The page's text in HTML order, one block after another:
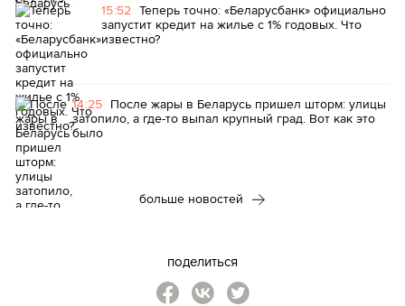
15:52 Теперь точно: «Беларусбанк» официально
запустит кредит на жилье с 1% годовых. Что
известно?
14:25 После жары в Беларусь пришел шторм: улицы
затопило, а где-то выпал крупный град. Вот как это
было
больше новостей
поделиться